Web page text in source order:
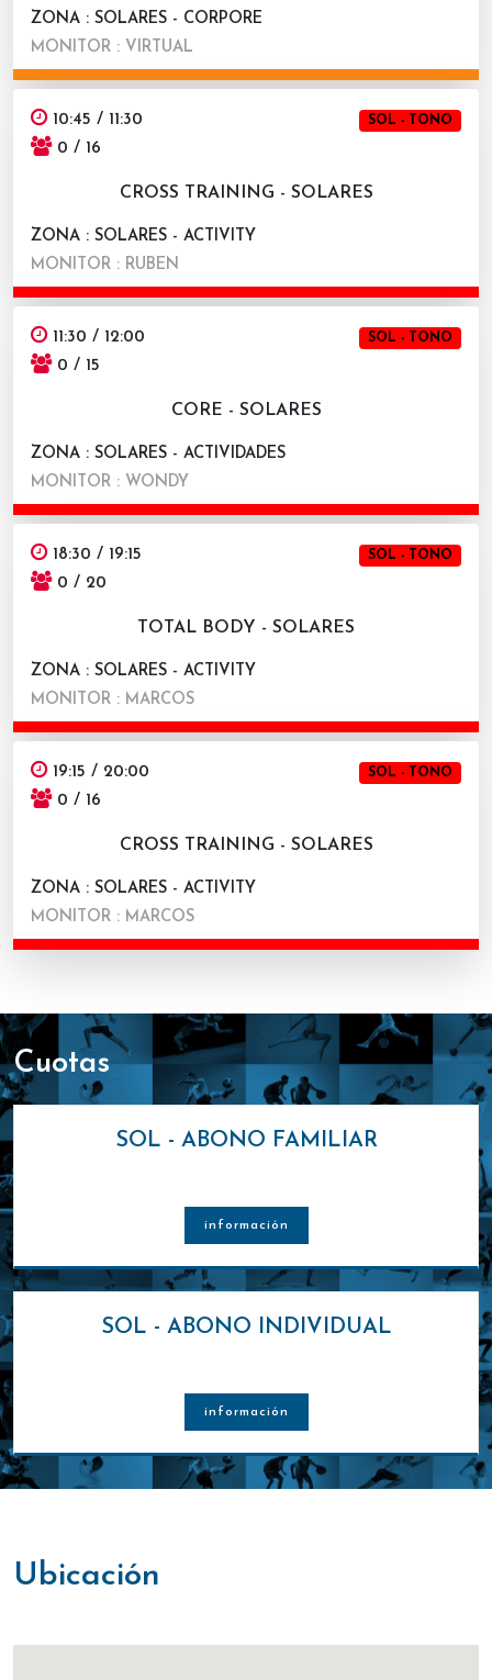
ZONA : SOLARES - CORPORE
MONITOR : VIRTUAL
10:45 / 11:30 SOL - TONO
0 / 16
CROSS TRAINING - SOLARES
ZONA : SOLARES - ACTIVITY
MONITOR : RUBEN
11:30 / 12:00 SOL - TONO
0 / 15
CORE - SOLARES
ZONA : SOLARES - ACTIVIDADES
MONITOR : WONDY
18:30 / 19:15 SOL - TONO
0 / 20
TOTAL BODY - SOLARES
ZONA : SOLARES - ACTIVITY
MONITOR : MARCOS
19:15 / 20:00 SOL - TONO
0 / 16
CROSS TRAINING - SOLARES
ZONA : SOLARES - ACTIVITY
MONITOR : MARCOS
cuotas
SOL - ABONO FAMILIAR
información
SOL - ABONO INDIVIDUAL
información
ubicación